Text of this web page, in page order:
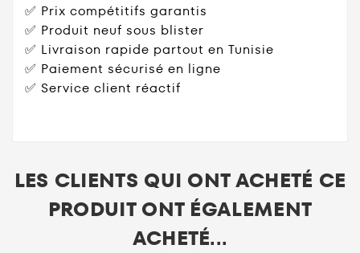
✅ Prix compétitifs garantis
✅ Produit neuf sous blister
✅ Livraison rapide partout en Tunisie
✅ Paiement sécurisé en ligne
✅ Service client réactif
LES CLIENTS QUI ONT ACHETÉ CE
PRODUIT ONT ÉGALEMENT
ACHETÉ...